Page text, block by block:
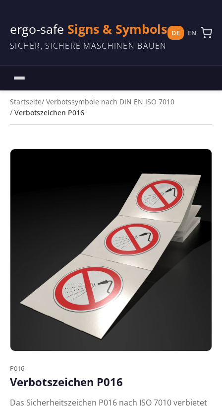
ergo-safe Signs & Symbols
SICHER, SICHERE MASCHINEN BAUEN
DE EN
Startseite Verbotssymbole nach DIN EN ISO 7010
Verbotszeichen P016
P016
Verbotszeichen P016
Das Sicherheitszeichen P016 nach ISO 7010 verbietet